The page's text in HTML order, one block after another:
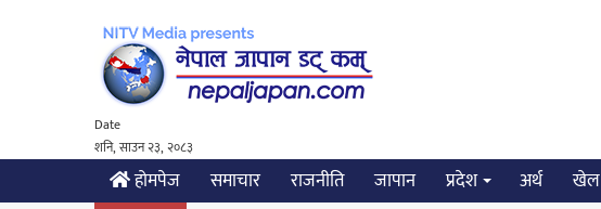
Date
शनि, साउन २३, २०८३
होमपेज समाचार राजनीति जापान प्रदेश अर्थ खेल